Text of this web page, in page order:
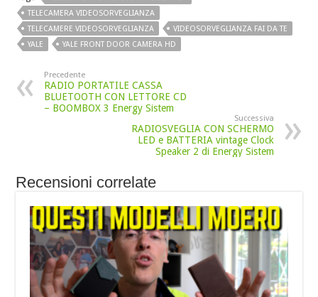
TELECAMERA VIDEOSORVEGLIANZA
TELECAMERE VIDEOSORVEGLIANZA
VIDEOSORVEGLIANZA FAI DA TE
YALE
YALE FRONT DOOR CAMERA HD
Precedente
RADIO PORTATILE CASSA
BLUETOOTH CON LETTORE CD
– BOOMBOX 3 Energy Sistem
Successiva
RADIOSVEGLIA CON SCHERMO
LED e BATTERIA vintage Clock
Speaker 2 di Energy Sistem
Recensioni correlate